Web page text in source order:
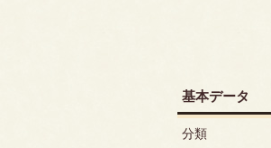
基本データ
分類